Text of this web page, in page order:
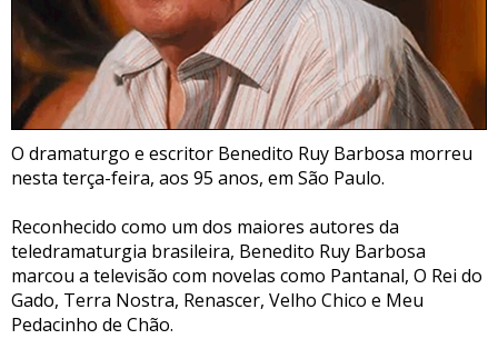
O dramaturgo e escritor Benedito Ruy Barbosa morreu
nesta terça-feira, aos 95 anos, em São Paulo.
Reconhecido como um dos maiores autores da
teledramaturgia brasileira, Benedito Ruy Barbosa
marcou a televisão com novelas como Pantanal, O Rei do
Gado, Terra Nostra, Renascer, Velho Chico e Meu
Pedacinho de Chão.